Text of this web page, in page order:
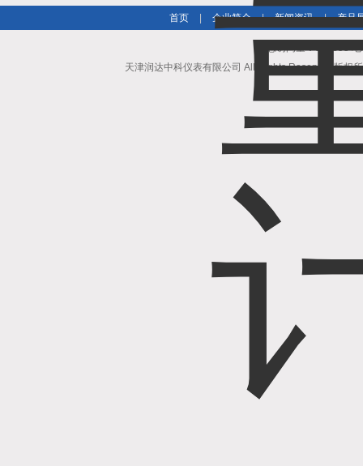
首页 企业简介 | 新闻资讯 | 产品
总访问量：502395
天津润达中科仪表有限公司 All Rights Reserved 版权